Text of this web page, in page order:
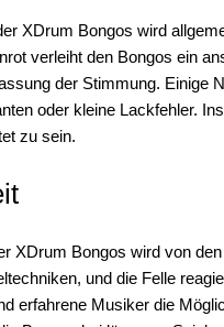
XDrum Bongos wird
verleiht den Bongos ein
der Stimmung. Einige
oder kleine Lackfehler.
zu sein.
XDrum Bongos wird von
und die Felle
erfahrene Musiker die